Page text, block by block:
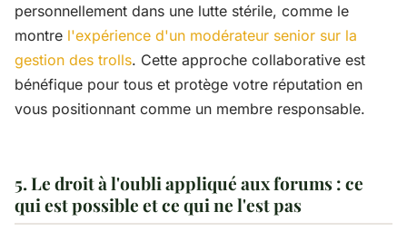
personnellement dans une lutte stérile, comme le
montre l'expérience d'un modérateur senior sur la
gestion des trolls. Cette approche collaborative est
bénéfique pour tous et protège votre réputation en
vous positionnant comme un membre responsable.
5. Le droit à l'oubli appliqué aux forums : ce
qui est possible et ce qui ne l'est pas